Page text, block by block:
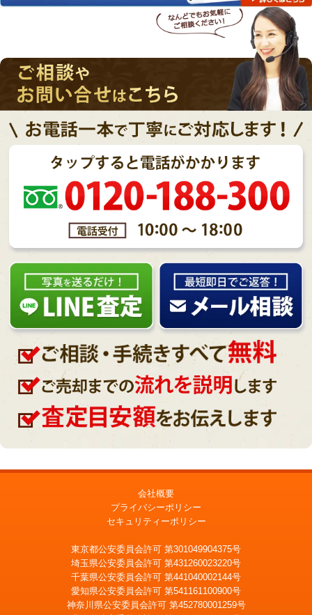
会社概要
プライバシーポリシー
セキュリティーポリシー
東京都公安委員会許可 第301049904375号
埼玉県公安委員会許可 第431260023220号
千葉県公安委員会許可 第441040002144号
愛知県公安委員会許可 第541161100900号
神奈川県公安委員会許可 第452780001259号